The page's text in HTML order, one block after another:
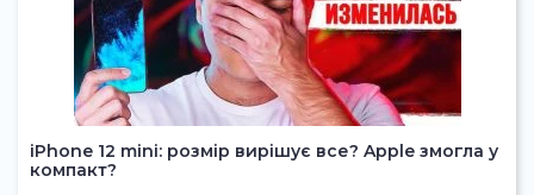
iPhone 12 mini: розмір вирішує все? Apple змогла у
компакт?